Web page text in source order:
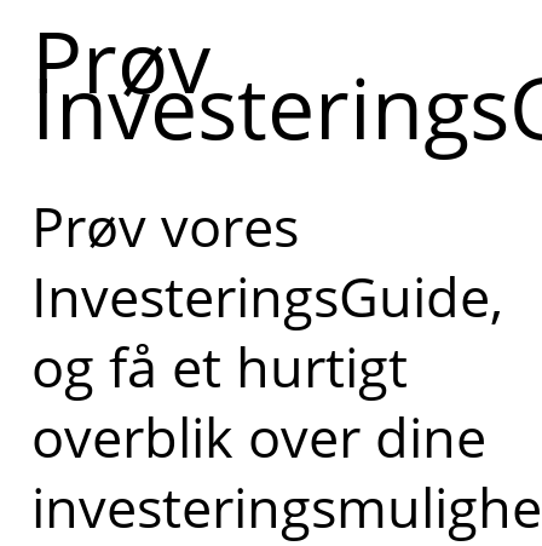
Prøv
Prøv vores
InvesteringsGuide,
og få et hurtigt
overblik over dine